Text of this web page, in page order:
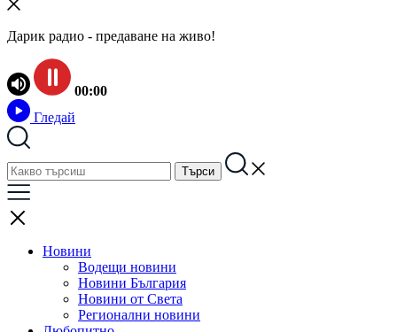
Дарик радио - предаване на живо!
00:00
Гледай
Новини
Водещи новини
Новини България
Новини от Света
Регионални новини